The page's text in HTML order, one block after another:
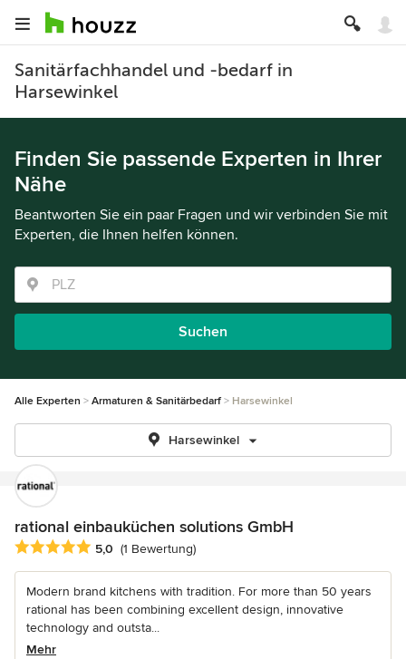
Sanitärfachhandel und -bedarf in
Harsewinkel
Finden Sie passende Experten in Ihrer
Nähe
Beantworten Sie ein paar Fragen und wir verbinden Sie mit
Experten, die Ihnen helfen können.
Suchen
Alle Experten Armaturen & Sanitärbedarf Harsewinkel
Harsewinkel
rational einbauküchen solutions GmbH
Durchschnittliche Bewertung: 5 von 5 Sternen
5,0 (1 Bewertung)
Modern brand kitchens with tradition. For more than 50 years
rational has been combining excellent design, innovative
technology and outsta...
Mehr